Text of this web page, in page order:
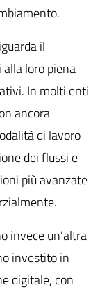
il
alla loro piena
In molti enti
ancora
di lavoro
dei flussi e
più avanzate
invece un’altra
investito in
digitale, con